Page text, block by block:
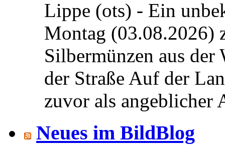
Lippe (ots) - Ein
Montag (03.08.2026)
Silbermünzen aus der
der Straße Auf der
zuvor als angeblicher
Neues im BildBlog